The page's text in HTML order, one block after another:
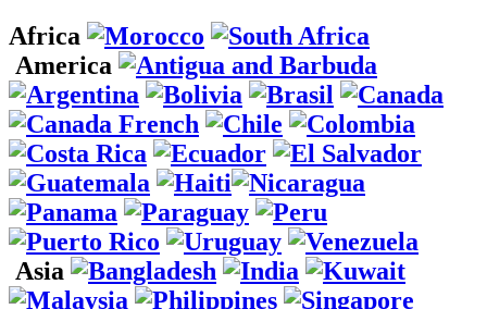
Africa
America
Asia